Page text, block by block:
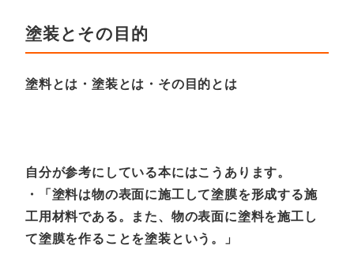
塗装とその目的
塗料とは・塗装とは・その目的とは
自分が参考にしている本にはこうあります。
・「塗料は物の表面に施工して塗膜を形成する施
工用材料である。また、物の表面に塗料を施工し
て塗膜を作ることを塗装という。」